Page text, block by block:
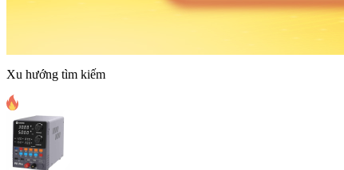
Xu hướng tìm kiếm